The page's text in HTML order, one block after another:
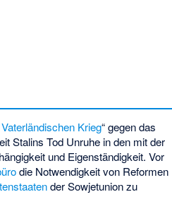
Krieg“ gegen das
Stalins Tod Unruhe in den mit der
und Eigenständigkeit. Vor
die Notwendigkeit von Reformen
der Sowjetunion zu